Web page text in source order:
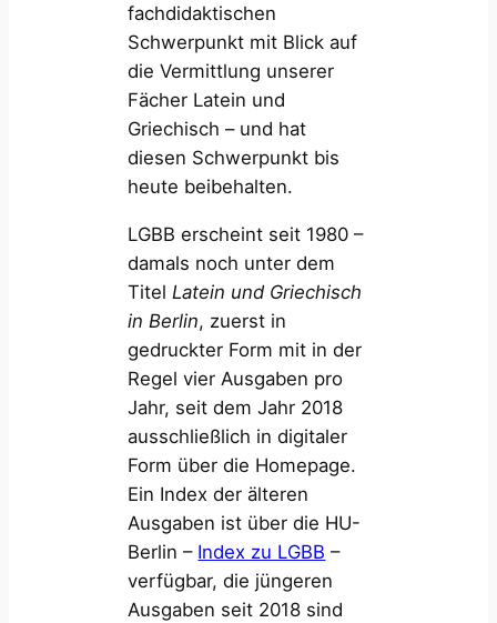
fachdidaktischen
Schwerpunkt mit Blick auf
die Vermittlung unserer
Fächer Latein und
Griechisch – und hat
diesen Schwerpunkt bis
heute beibehalten.
LGBB erscheint seit 1980 –
damals noch unter dem
Titel Latein und Griechisch
in Berlin, zuerst in
gedruckter Form mit in der
Regel vier Ausgaben pro
Jahr, seit dem Jahr 2018
ausschließlich in digitaler
Form über die Homepage.
Ein Index der älteren
Ausgaben ist über die HU-
Berlin – Index zu LGBB –
verfügbar, die jüngeren
Ausgaben seit 2018 sind